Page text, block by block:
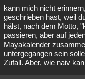
kann mich nicht
geschrieben hast, weil
hälst, nach dem Motto,
passieren, aber auf
Mayakalender
untergegangen sein
Zufall. Aber, wie naiv